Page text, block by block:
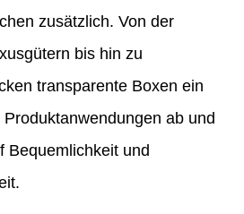
zusätzlich. Von der
bis hin zu
transparente Boxen ein
ab und
Bequemlichkeit und